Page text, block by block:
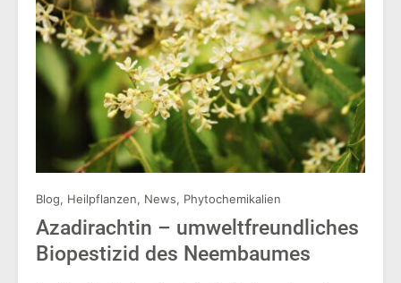
Blog, Heilpflanzen, News, Phytochemikalien
Azadirachtin – umweltfreundliches
Biopestizid des Neembaumes